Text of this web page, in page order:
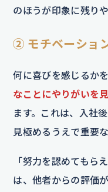
のほうが印象に残り
② モチベーショ
何に喜びを感じるか
なことにやりがいを
ます。これは、入社
見極めるうえで重要な
「努力を認めてもら
は、他者からの評価